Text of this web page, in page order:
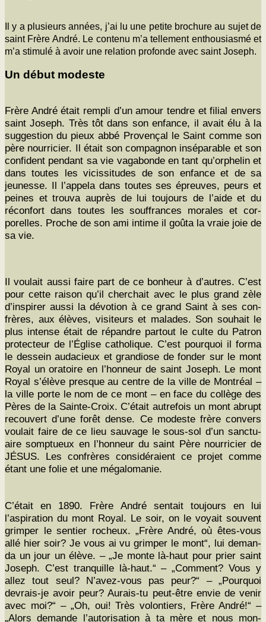
Il y a plusieurs années, j’ai lu une petite brochure au sujet de
saint Frère André. Le con­tenu m’a telle­ment ent­hou­si­as­mé et
m’a stim­ulé à avoir une rela­tion pro­fonde avec saint Joseph.
Un début modeste
Frère André était rem­pli d’un amour ten­dre et fil­ial envers
saint Joseph. Très tôt dans son enfance, il avait élu à la
sug­ges­tion du pieux abbé Provençal le Saint comme son
père nourrici­er. Il était son com­pagnon insé­para­ble et son
con­fi­dent pen­dant sa vie vagabonde en tant qu’orphelin et
dans toutes les vicis­si­tudes de son enfance et de sa
jeunesse. Il l’appela dans toutes ses épreuves, peurs et
peines et trou­va auprès de lui tou­jours de l’aide et du
récon­fort dans toutes les souf­frances morales et cor­
porelles. Proche de son ami intime il goû­ta la vraie joie de
sa vie.
Il voulait aus­si faire part de ce bon­heur à d’autres. C’est
pour cette rai­son qu’il cher­chait avec le plus grand zèle
d’inspirer aus­si la dévo­tion à ce grand Saint à ses con­
frères, aux élèves, vis­i­teurs et malades. Son souhait le
plus intense était de répan­dre partout le culte du Patron
pro­tecteur de l’Église catholique. C’est pourquoi il for­ma
le des­sein auda­cieux et grandiose de fonder sur le mont
Roy­al un ora­toire en l’honneur de saint Joseph. Le mont
Roy­al s’élève presque au cen­tre de la ville de Mon­tréal –
la ville porte le nom de ce mont – en face du col­lège des
Pères de la Sainte-Croix. C’était autre­fois un mont abrupt
recou­vert d’une forêt dense. Ce mod­este frère con­vers
voulait faire de ce lieu sauvage le sous-sol d’un sanc­tu­
aire somptueux en l’honneur du saint Père nourrici­er de
JÉSUS. Les con­frères con­sid­éraient ce pro­jet comme
étant une folie et une mégalomanie.
C’était en 1890. Frère André sen­tait tou­jours en lui
l’aspiration du mont Roy­al. Le soir, on le voy­ait sou­vent
grimper le sen­tier rocheux. „Frère André, où êtes-vous
allé hier soir? Je vous ai vu grimper le mont“, lui deman­
da un jour un élève. – „Je monte là-haut pour prier saint
Joseph. C’est tran­quille là-haut.“ – „Com­ment? Vous y
allez tout seul? N’avez-vous pas peur?“ – „Pourquoi
devrais-je avoir peur? Aurais-tu peut-être envie de venir
avec moi?“ – „Oh, oui! Très volon­tiers, Frère André!“ –
„Alors demande l’autorisation à ta mère et nous mon­